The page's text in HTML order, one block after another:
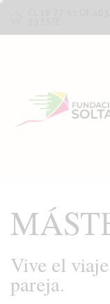
Vive el
pareja.